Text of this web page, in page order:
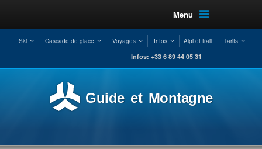
Menu
Ski Cascade de glace Voyages Infos Alpi et trail Tarifs
Infos: +33 6 89 44 05 31
Guide et Montagne